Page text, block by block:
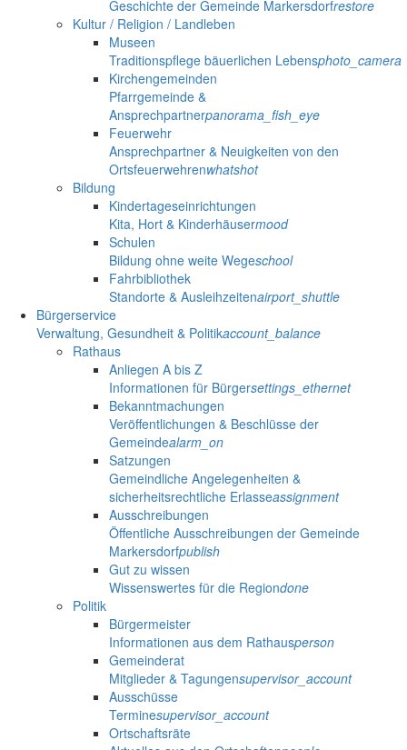
Geschichte der Gemeinde Markersdorfrestore
Kultur / Religion / Landleben
Museen
Traditionspflege bäuerlichen Lebensphoto_camera
Kirchengemeinden
Pfarrgemeinde &
Ansprechpartnerpanorama_fish_eye
Feuerwehr
Ansprechpartner & Neuigkeiten von den
Ortsfeuerwehrenwhatshot
Bildung
Kindertageseinrichtungen
Kita, Hort & Kinderhäusermood
Schulen
Bildung ohne weite Wegeschool
Fahrbibliothek
Standorte & Ausleihzeitenairport_shuttle
Bürgerservice
Verwaltung, Gesundheit & Politikaccount_balance
Rathaus
Anliegen A bis Z
Informationen für Bürgersettings_ethernet
Bekanntmachungen
Veröffentlichungen & Beschlüsse der
Gemeindealarm_on
Satzungen
Gemeindliche Angelegenheiten &
sicherheitsrechtliche Erlasseassignment
Ausschreibungen
Öffentliche Ausschreibungen der Gemeinde
Markersdorfpublish
Gut zu wissen
Wissenswertes für die Regiondone
Politik
Bürgermeister
Informationen aus dem Rathausperson
Gemeinderat
Mitglieder & Tagungensupervisor_account
Ausschüsse
Terminesupervisor_account
Ortschaftsräte